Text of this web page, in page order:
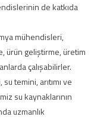
de katkıda
mühendisleri,
ürün geliştirme, üretim
çalışabilirler.
temini, arıtımı ve
su kaynaklarının
uzmanlık